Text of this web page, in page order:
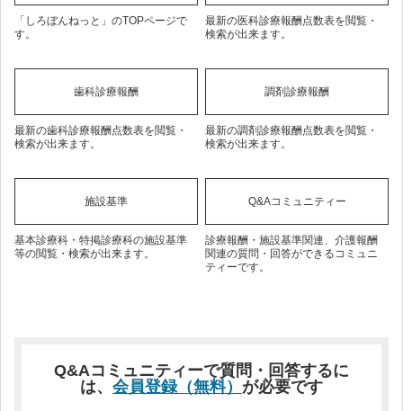
「しろぼんねっと」のTOPページで
す。
最新の医科診療報酬点数表を閲覧・
検索が出来ます。
歯科診療報酬
最新の歯科診療報酬点数表を閲覧・
検索が出来ます。
調剤診療報酬
最新の調剤診療報酬点数表を閲覧・
検索が出来ます。
施設基準
基本診療科・特掲診療科の施設基準
等の閲覧・検索が出来ます。
Q&Aコミュニティー
診療報酬・施設基準関連、介護報酬
関連の質問・回答ができるコミュニ
ティーです。
Q&Aコミュニティーで質問・回答するに
は、 会員登録（無料） が必要です